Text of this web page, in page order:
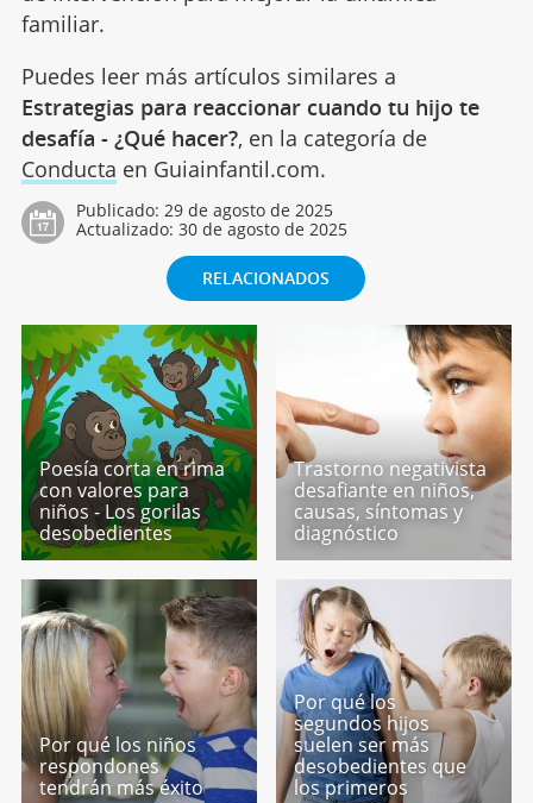
familiar.
Puedes leer más artículos similares a
Estrategias para reaccionar cuando tu hijo te
desafía - ¿Qué hacer?, en la categoría de
Conducta en Guiainfantil.com.
Publicado: 29 de agosto de 2025
Actualizado: 30 de agosto de 2025
RELACIONADOS
Poesía corta en rima
con valores para
niños - Los gorilas
desobedientes
Trastorno negativista
desafiante en niños,
causas, síntomas y
diagnóstico
Por qué los niños
respondones
tendrán más éxito
Por qué los
segundos hijos
suelen ser más
desobedientes que
los primeros